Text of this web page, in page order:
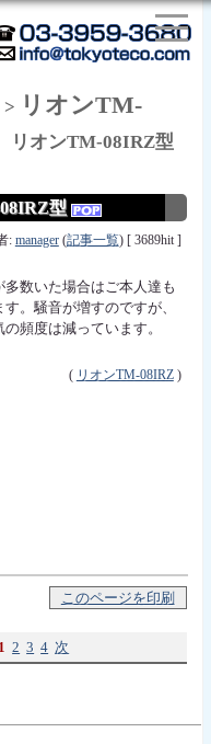
リオンTM-
リオンTM-08IRZ型
型
: manager(記事一覧) [ 3689hit ]
数いた場合はご本人達も
。騒音が増すのですが、
頻度は減っています。
( リオンTM-08IRZ)
このページを印刷
1 2 3 4 次